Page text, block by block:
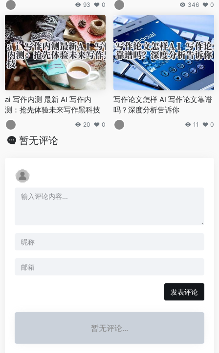
93 0 346 0
ai 写作内测 最新 AI 写作内
测：抢先体验未来写作黑科技
20 0
写作论文怎样 AI 写作论文靠谱
吗？深度分析告诉你
11 0
暂无评论
发表评论
暂无评论...